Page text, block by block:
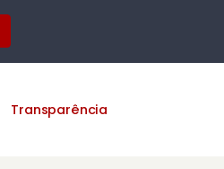
Transparência